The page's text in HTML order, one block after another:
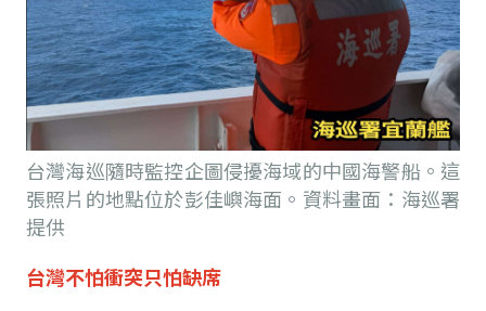
台灣海巡隨時監控企圖侵擾海域的中國海警船。這
張照片的地點位於彭佳嶼海面。資料畫面：海巡署
提供
台灣不怕衝突只怕缺席